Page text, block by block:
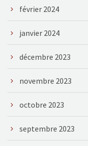
février 2024
janvier 2024
décembre 2023
novembre 2023
octobre 2023
septembre 2023